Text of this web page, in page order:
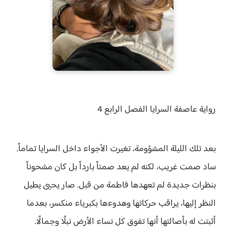
رواية عاصفة السرايا الفصل الرابع 4
بعد تلك الليلة المشؤومة، تغيرت الأجواء داخل السرايا تماماً.
ساد صمت غريب، لكنه لم يعد صمتاً بارداً بل كان مشحوناً
بنظرات جديدة لم تعهدها فاطمة من قبل. صار يحيى يطيل
النظر إليها، يراقب حركاتها وهدوءها بكبرياء منكسر، بعدما
أثبتت له بأصالتها أنها تفوق كل نساء الأرض نبلًا وجمالًا.